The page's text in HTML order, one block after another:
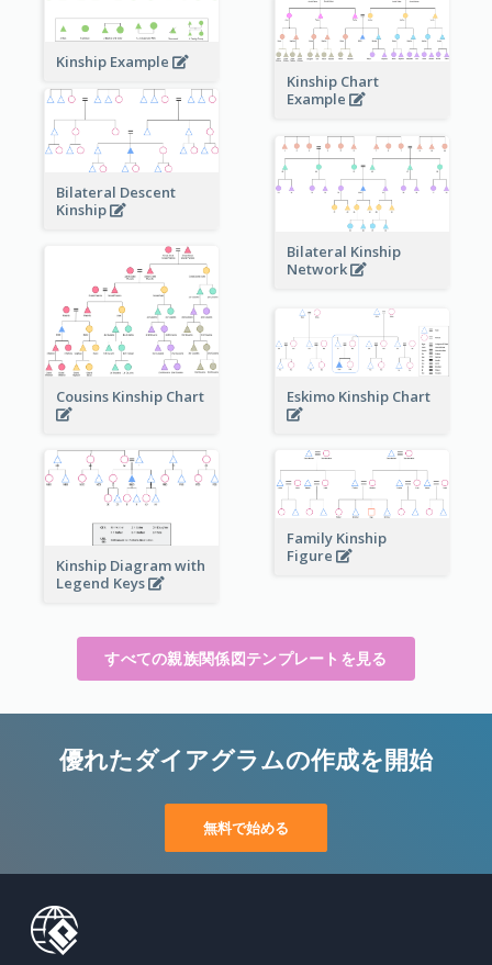
Kinship Example
Kinship Chart
Example
Bilateral Descent
Kinship
Bilateral Kinship
Network
Cousins Kinship Chart Eskimo Kinship Chart
Kinship Diagram with
Legend Keys
Family Kinship
Figure
すべての親族関係図テンプレートを見る
優れたダイアグラムの作成を開始
無料で始める